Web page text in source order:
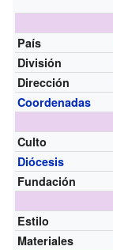
País
División
Dirección
Coordenadas
Culto
Diócesis
Fundación
Estilo
Materiales